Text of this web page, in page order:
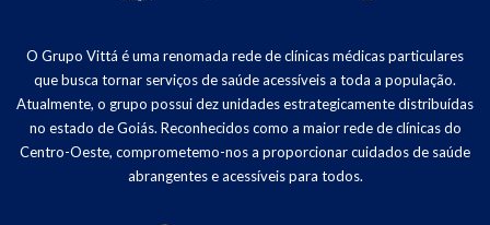
O Grupo Vittá é uma renomada rede de clínicas médicas particulares
que busca tornar serviços de saúde acessíveis a toda a população.
Atualmente, o grupo possui dez unidades estrategicamente distribuídas
no estado de Goiás. Reconhecidos como a maior rede de clínicas do
Centro-Oeste, comprometemo-nos a proporcionar cuidados de saúde
abrangentes e acessíveis para todos.